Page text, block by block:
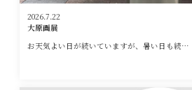
2026.7.22
大原画展
お天気よい日が続いていますが、暑い日も続…